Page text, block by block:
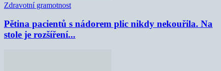
Zdravotní gramotnost
Pětina pacientů s nádorem plic nikdy nekouřila. Na
stole je rozšíření...